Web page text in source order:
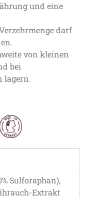
und eine
darf
von kleinen
bei
lagern.
Sulforaphan),
Extrakt